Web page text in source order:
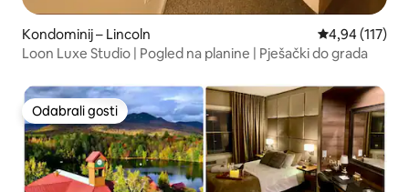
Kondominij – Lincoln Prosječna
4,94 (117)
Loon Luxe Studio | Pogled na planine | Pješački do grada
Odabrali gosti
Odabrali gosti